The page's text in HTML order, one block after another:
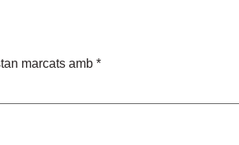
marcats amb *